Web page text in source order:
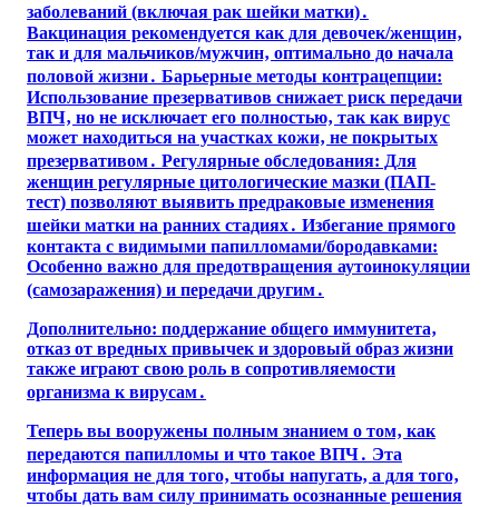
заболеваний (включая рак шейки матки)․
Вакцинация рекомендуется как для девочек/женщин‚
так и для мальчиков/мужчин‚ оптимально до начала
половой жизни․ Барьерные методы контрацепции:
Использование презервативов снижает риск передачи
ВПЧ‚ но не исключает его полностью‚ так как вирус
может находиться на участках кожи‚ не покрытых
презервативом․ Регулярные обследования: Для
женщин регулярные цитологические мазки (ПАП-
тест) позволяют выявить предраковые изменения
шейки матки на ранних стадиях․ Избегание прямого
контакта с видимыми папилломами/бородавками:
Особенно важно для предотвращения аутоинокуляции
(самозаражения) и передачи другим․
Дополнительно: поддержание общего иммунитета‚
отказ от вредных привычек и здоровый образ жизни
также играют свою роль в сопротивляемости
организма к вирусам․
Теперь вы вооружены полным знанием о том‚ как
передаются папилломы и что такое ВПЧ․ Эта
информация не для того‚ чтобы напугать‚ а для того‚
чтобы дать вам силу принимать осознанные решения